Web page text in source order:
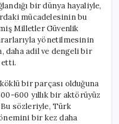
bir dünya hayaliyle,
mücadelesinin bu
Milletler Güvenlik
yönetilmesinin
daha adil ve dengeli bir
etti.
bir parçası olduğuna
600 yıllık bir aktörüyüz
sözleriyle, Türk
bir kez daha